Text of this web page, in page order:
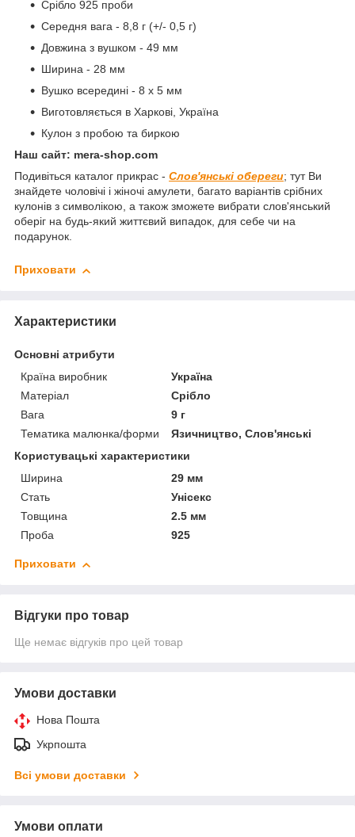
Срібло 925 проби
Середня вага - 8,8 г (+/- 0,5 г)
Довжина з вушком - 49 мм
Ширина - 28 мм
Вушко всередині - 8 х 5 мм
Виготовляється в Харкові, Україна
Кулон з пробою та биркою
Наш сайт: mera-shop.com
Подивіться каталог прикрас - Слов'янські обереги; тут Ви
знайдете чоловічі і жіночі амулети, багато варіантів срібних
кулонів з символікою, а також зможете вибрати слов'янський
оберіг на будь-який життєвий випадок, для себе чи на
подарунок.
Приховати
Характеристики
Основні атрибути
Країна виробник
Україна
Матеріал
Срібло
Вага
9 г
Тематика малюнка/форми
Язичництво, Слов'янські
Користувацькі характеристики
Ширина
29 мм
Стать
Унісекс
Товщина
2.5 мм
Проба
925
Приховати
Відгуки про товар
Ще немає відгуків про цей товар
Умови доставки
Нова Пошта
Укрпошта
Всі умови доставки
Умови оплати